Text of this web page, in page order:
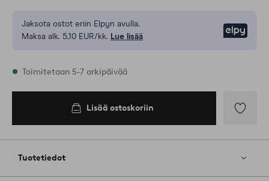
Jaksota ostot eriin Elpyn avulla.
Maksa alk. 5,10 EUR/kk. Lue lisää
Varastossa
Toimitetaan 5-7 arkipäivää
Lisää ostoskoriin
Tuotetiedot